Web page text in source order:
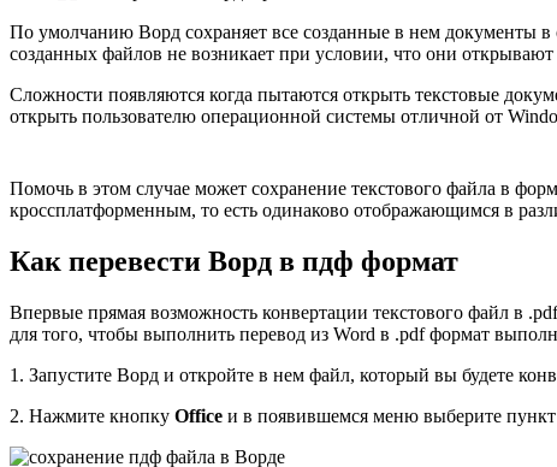
По умолчанию Ворд сохраняет все созданные в нем документы
созданных файлов не возникает при условии, что они
Сложности появляются когда пытаются открыть текстовые
открыть пользователю операционной системы отличной от
Помочь в этом случае может сохранение текстового файла в
кроссплатформенным, то есть одинаково отображающимся в
Как перевести Ворд в пдф формат
Впервые прямая возможность конвертации текстового файл в
для того, чтобы выполнить перевод из Word в .pdf формат
1. Запустите Ворд и откройте в нем файл, который вы будете
2. Нажмите кнопку Office и в появившемся меню выберите пункт